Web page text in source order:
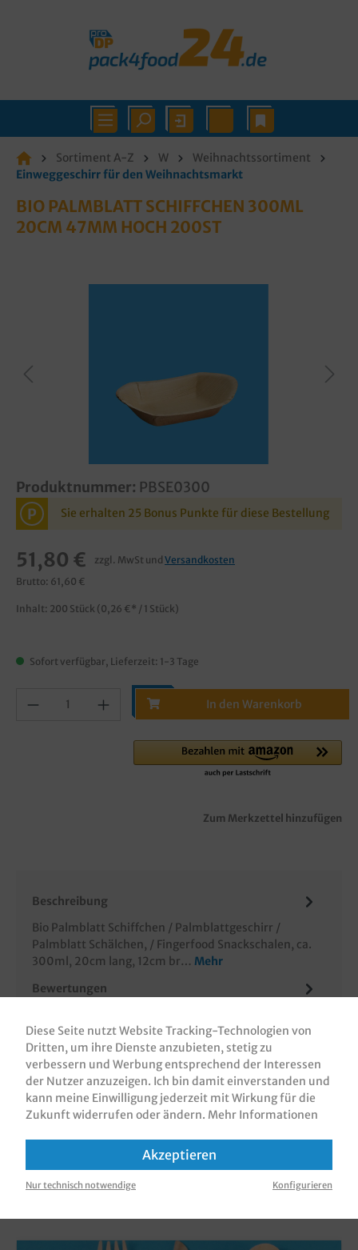
Sortiment A-Z W
Weihnachtssortiment
Einweggeschirr für den Weihnachtsmarkt
BIO PALMBLATT SCHIFFCHEN 300ML
20CM 47MM HOCH 200ST
Produktnummer: PBSE0300
P Sie erhalten 25 Bonus Punkte für diese Bestellung
51,80 € zzgl. MwSt und Versandkosten
Brutto: 61,60 €
Inhalt: 200 Stück (0,26 €* / 1 Stück)
Sofort verfügbar, Lieferzeit: 1-3 Tage
In den Warenkorb
Zum Merkzettel hinzufügen
Beschreibung
Bio Palmblatt Schiffchen / Palmblattgeschirr /
Palmblatt Schälchen, / Fingerfood Snackschalen, ca.
300ml, 20cm lang, 12cm br… Mehr
Bewertungen
KUNDEN, DIE DIESES PRODUKT GEKAUFT
HABEN, HABEN AUCH DIESE PRODUKTE
Diese Seite nutzt Website Tracking-Technologien von
Dritten, um ihre Dienste anzubieten, stetig zu
verbessern und Werbung entsprechend der Interessen
der Nutzer anzuzeigen. Ich bin damit einverstanden und
kann meine Einwilligung jederzeit mit Wirkung für die
Zukunft widerrufen oder ändern. Mehr Informationen
Akzeptieren
Nur technisch notwendige Konfigurieren